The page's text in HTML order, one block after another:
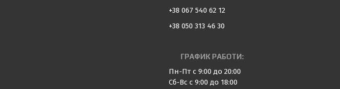
+38 067 540 62 12
+38 050 313 46 30
ГРАФИК РАБОТИ:
Пн-Пт с 9:00 до 20:00
Сб-Вс с 9:00 до 18:00